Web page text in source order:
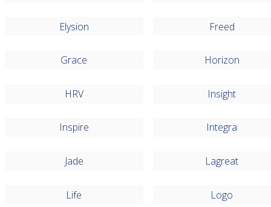
Elysion Freed
Grace Horizon
HRV Insight
Inspire Integra
Jade Lagreat
Life Logo